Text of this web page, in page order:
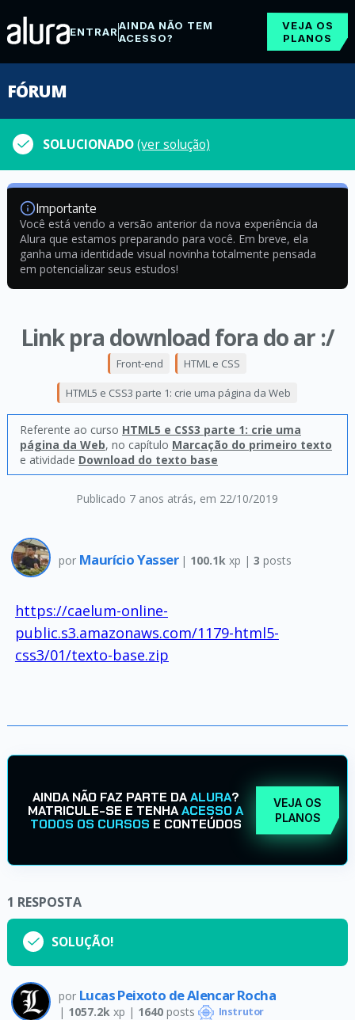
ENTRARAINDA NÃO TEM
ACESSO?
VEJA OS
PLANOS
FÓRUM
SOLUCIONADO(ver solução)
Importante
Você está vendo a versão anterior da nova experiência da
Alura que estamos preparando para você. Em breve, ela
ganha uma identidade visual novinha totalmente pensada
em potencializar seus estudos!
Link pra download fora do ar :/
Publicado 7 anos atrás, em 22/10/2019
Front-end HTML e CSS
HTML5 e CSS3 parte 1: crie uma página da Web
Referente ao curso HTML5 e CSS3 parte 1: crie uma
página da Web, no capítulo Marcação do primeiro texto
e atividade Download do texto base
por Maurício Yasser | 100.1k xp |3 posts
https://caelum-online-
public.s3.amazonaws.com/1179-html5-
css3/01/texto-base.zip
AINDA NÃO FAZ PARTE DAALURA?
MATRICULE-SE E TENHAACESSO A
TODOS OS CURSOS E CONTEÚDOS
VEJA OS
PLANOS
1 RESPOSTA
SOLUÇÃO!
por Lucas Peixoto de Alencar Rocha
| 1057.2k xp | 1640posts Instrutor